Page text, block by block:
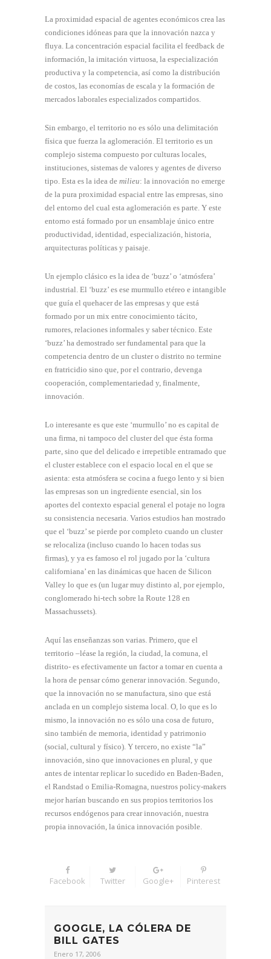
La proximidad espacial de agentes económicos crea las
condiciones idóneas para que la innovación nazca y
fluya. La concentración espacial facilita el feedback de
información, la imitación virtuosa, la especialización
productiva y la competencia, así como la distribución
de costos, las economías de escala y la formación de
mercados laborales especializados compartidos.
Sin embargo, el territorio no es sólo una delimitación
física que fuerza la aglomeración. El territorio es un
complejo sistema compuesto por culturas locales,
instituciones, sistemas de valores y agentes de diverso
tipo. Esta es la idea de milieu: la innovación no emerge
de la pura proximidad espacial entre las empresas, sino
del entorno del cual esta aglomeración es parte. Y este
entorno está formado por un ensamblaje único entre
productividad, identidad, especialización, historia,
arquitecturas políticas y paisaje.
Un ejemplo clásico es la idea de ‘buzz’ o ‘atmósfera’
industrial. El ‘buzz’ es ese murmullo etéreo e intangible
que guía el quehacer de las empresas y que está
formado por un mix entre conocimiento tácito,
rumores, relaciones informales y saber técnico. Este
‘buzz’ ha demostrado ser fundamental para que la
competencia dentro de un cluster o distrito no termine
en fratricidio sino que, por el contrario, devenga
cooperación, complementariedad y, finalmente,
innovación.
Lo interesante es que este ‘murmullo’ no es capital de
una firma, ni tampoco del cluster del que ésta forma
parte, sino que del delicado e irrepetible entramado que
el cluster establece con el espacio local en el que se
asienta: esta atmósfera se cocina a fuego lento y si bien
las empresas son un ingrediente esencial, sin los
aportes del contexto espacial general el potaje no logra
su consistencia necesaria. Varios estudios han mostrado
que el ‘buzz’ se pierde por completo cuando un cluster
se relocaliza (incluso cuando lo hacen todas sus
firmas), y ya es famoso el rol jugado por la ‘cultura
californiana’ en las dinámicas que hacen de Silicon
Valley lo que es (un lugar muy distinto al, por ejemplo,
conglomerado hi-tech sobre la Route 128 en
Massachussets).
Aquí las enseñanzas son varias. Primero, que el
territorio –léase la región, la ciudad, la comuna, el
distrito- es efectivamente un factor a tomar en cuenta a
la hora de pensar cómo generar innovación. Segundo,
que la innovación no se manufactura, sino que está
anclada en un complejo sistema local. O, lo que es lo
mismo, la innovación no es sólo una cosa de futuro,
sino también de memoria, identidad y patrimonio
(social, cultural y físico). Y tercero, no existe “la”
innovación, sino que innovaciones en plural, y que
antes de intentar replicar lo sucedido en Baden-Baden,
el Randstad o Emilia-Romagna, nuestros policy-makers
mejor harían buscando en sus propios territorios los
recursos endógenos para crear innovación, nuestra
propia innovación, la única innovación posible.
Facebook Twitter Google+ Pinterest
GOOGLE, LA CÓLERA DE
BILL GATES
Enero 17, 2006